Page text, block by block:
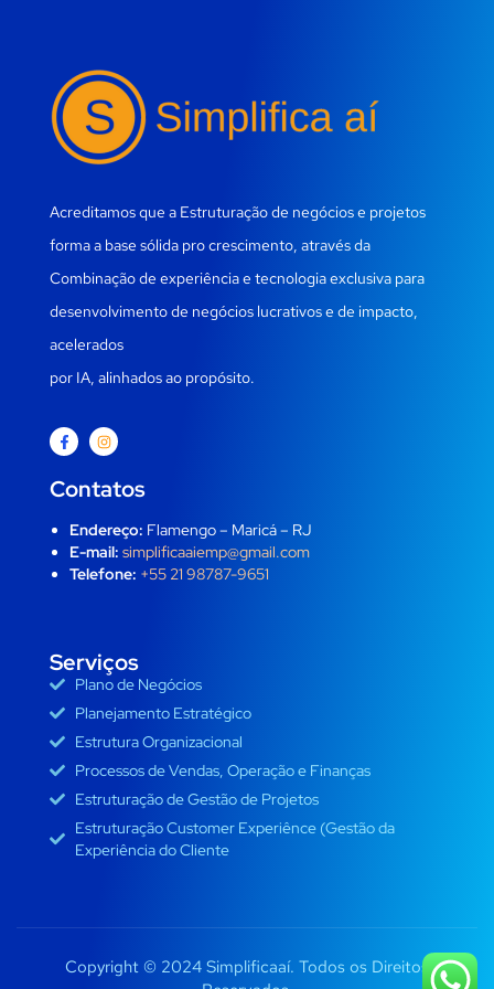
Acreditamos que a Estruturação de negócios e projetos
forma a base sólida pro crescimento, através da
Combinação de experiência e tecnologia exclusiva para
desenvolvimento de negócios lucrativos e de impacto,
acelerados
por IA, alinhados ao propósito.
Contatos
Endereço: Flamengo – Maricá – RJ
E-mail: simplificaaiemp@gmail.com
Telefone: +55 21 98787-9651
Serviços
Plano de Negócios
Planejamento Estratégico
Estrutura Organizacional
Processos de Vendas, Operação e Finanças
Estruturação de Gestão de Projetos
Estruturação Customer Experiênce (Gestão da
Experiência do Cliente
Copyright © 2024 Simplificaaí. Todos os Direitos